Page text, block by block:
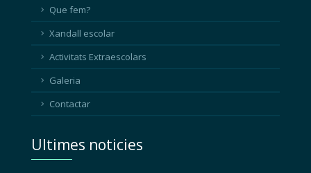
Que fem?
Xandall escolar
Activitats Extraescolars
Galeria
Contactar
Ultimes noticies